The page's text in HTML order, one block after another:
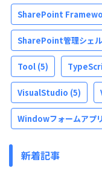
SharePoint
SharePoint管理シェル
Tool (5)
VisualStudio (5)
Windowフォームアプリ
新着記事